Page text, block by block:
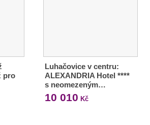
pro
Luhačovice v centru:
ALEXANDRIA Hotel ****
s neomezeným…
10 010 Kč